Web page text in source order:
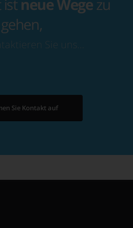
ist neue Wegezu
gehen,
Sie uns…
Sie Kontakt auf